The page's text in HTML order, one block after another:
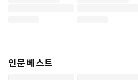
로 증명한 놀라운 통찰. 세상을 바라보는
인문 베스트